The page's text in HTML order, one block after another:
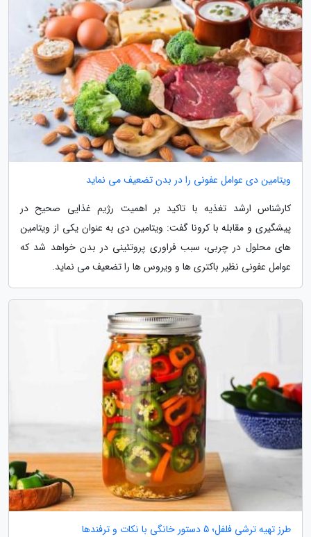
ویتامین دی عوامل عفونی را در بدن تضعیف می نماید
کارشناس ارشد تغذیه با تاکید بر اهمیت رژیم غذایی صحیح در
پیشگیری و مقابله با کرونا گفت: ویتامین دی به عنوان یکی از ویتامین
های محلول در چربی، سبب فراوری پروتئینی در بدن خواهد شد که
عوامل عفونی نظیر باکتری ها و ویروس ها را تضعیف می نماید.
طرز تهیه ترشی فلفل؛ 5 دستور خانگی با نکات و ترفندها